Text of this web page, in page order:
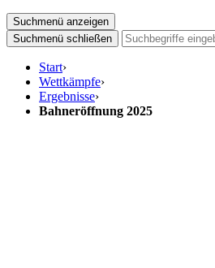
Suchmenü anzeigen
Suchmenü schließen
Start›
Wettkämpfe›
Ergebnisse›
Bahneröffnung 2025